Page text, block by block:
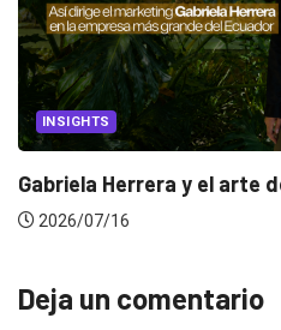
INSIGHTS
Gabriela Herrera y el arte
2026/07/16
Deja un comentario